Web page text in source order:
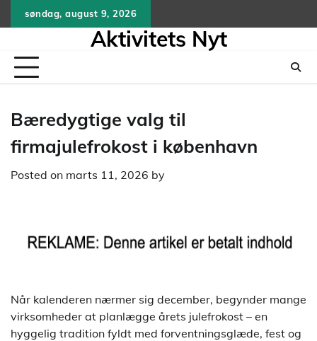
to
søndag, august 9, 2026
Aktivitets Nyt
Bæredygtige valg til
firmajulefrokost i københavn
Posted on marts 11, 2026 by
Når kalenderen nærmer sig december, begynder mange
virksomheder at planlægge årets julefrokost – en
hyggelig tradition fyldt med forventningsglæde, fest og